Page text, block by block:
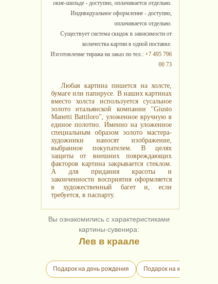
окне-шильде - доступно, оплачивается отдельно.
Индивидуальное оформление - доступно,
оплачивается отдельно.
Существует система скидок в зависимости от
количества картин в одной поставке.
Изготовление тиража на заказ по тел.: +7 495 796
00 73
Любая картина пишется на холсте,
бумаге или папирусе. В наших картинах
вместо холста используется сусальное
золото итальянской компании "Giusto
Manetti Battiloro", уложенное вручную в
единое полотно. Именно на уложенное
специальным образом золото мастера-
художники наносят изображение,
выбранное покупателем. В целях
защиты от внешних повреждающих
факторов картина закрывается стеклом.
А для придания красоты и
законченности восприятия оформляется
в художественный багет и, если
требуется, в паспарту.
Вы ознакомились с характеристиками
картины-сувенира:
Лев в краале
Подарок на день рождения Подарок на юбилей